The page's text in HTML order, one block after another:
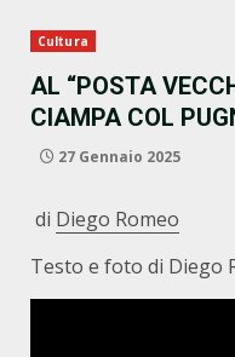
Cultura
AL “POSTA
CIAMPA COL
27 Gennaio 2025
di Diego Romeo
Testo e foto di Diego